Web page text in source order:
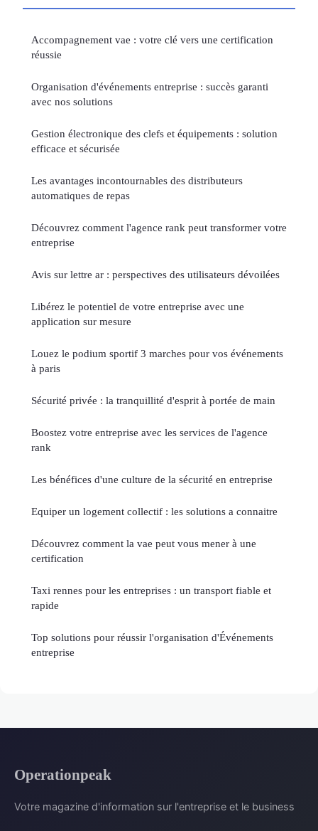
Accompagnement vae : votre clé vers une certification
réussie
Organisation d'événements entreprise : succès garanti
avec nos solutions
Gestion électronique des clefs et équipements : solution
efficace et sécurisée
Les avantages incontournables des distributeurs
automatiques de repas
Découvrez comment l'agence rank peut transformer votre
entreprise
Avis sur lettre ar : perspectives des utilisateurs dévoilées
Libérez le potentiel de votre entreprise avec une
application sur mesure
Louez le podium sportif 3 marches pour vos événements
à paris
Sécurité privée : la tranquillité d'esprit à portée de main
Boostez votre entreprise avec les services de l'agence
rank
Les bénéfices d'une culture de la sécurité en entreprise
Equiper un logement collectif : les solutions a connaitre
Découvrez comment la vae peut vous mener à une
certification
Taxi rennes pour les entreprises : un transport fiable et
rapide
Top solutions pour réussir l'organisation d'Événements
entreprise
Operationpeak
Votre magazine d'information sur l'entreprise et le business